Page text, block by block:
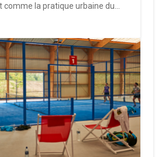
comme la pratique urbaine du...